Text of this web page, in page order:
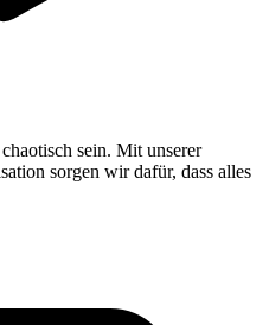
sein. Mit unserer
sorgen wir dafür, dass alles